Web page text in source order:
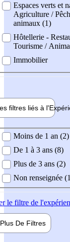
Espaces verts et
Agriculture /
animaux (1)
Hôtellerie -
Tourisme /
Immobilier
filtres liés à l'
demandée
Moins de 1 an (2)
De 1 à 3 ans (8)
Plus de 3 ans (2)
Non renseignée
le filtre de
Plus De Filtres